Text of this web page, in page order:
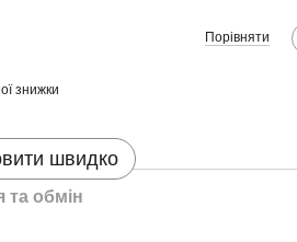
Порівняти
знижки
швидко
та обмін